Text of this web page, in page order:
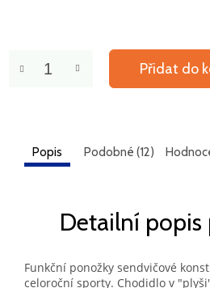
Přidat do
Popis Podobné (12)
Detailní
Funkční ponožky sendvičové
celoroční sporty. Chodidlo v